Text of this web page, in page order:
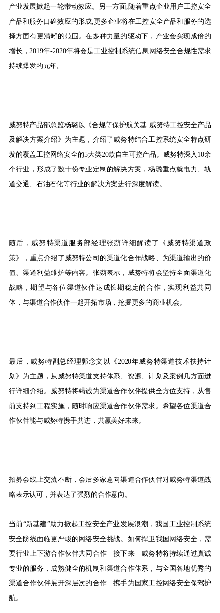
产业发展掀起一轮带动效应。另一方面,随着重点企业用户工控安全
产品和服务口碑效应的形成,更多企业将在工控安全产品和服务的选
择方面有更清晰的范围。在多种力量的驱动下，产业会实现成倍的
增长，2019年-2020年将会是工业控制系统信息网络安全合规性需求
持续爆发的元年。
威努特产品部总监杨璐以《合规等保护航关基 威努特工控安全产品
及解决方案介绍》为主题，介绍了威努特结合工控系统安全特点研
发的覆盖工控网络安全的5大类20款自主可控产品。威努特深入10余
个行业，形成了数十份专业定制的解决方案，杨璐重点就电力、轨
道交通、石油石化等行业的解决方案进行深度解读。
随后，威努特渠道服务部经理张蒴详细解读了《威努特渠道政
策》，重点介绍了威努特公司的渠道化合作战略、为渠道输出的价
值、渠道利益维护等内容。张蒴表示，威努特将会坚持全面渠道化
战略，期望与各位渠道伙伴达成长期稳定的合作，实现利益共同
体，与渠道合作伙伴一起开拓市场，挖掘更多的商业机会。
最后，威努特副总经理郭念文以《2020年威努特渠道技术扶持计
划》为主题，从威努特渠道支持体系、资源、计划及案例几方面进
行详细介绍。威努特将竭诚为渠道合作伙伴提供全方位支持，从售
前支持到工程实施，随时响应渠道合作伙伴需求。希望各位渠道合
作伙伴能与威努特携手共进，共赢美好未来。
招募会线上交流不断，会后多家意向渠道合作伙伴对威努特渠道战
略表示认可，并表达了强烈的合作意向。
当前“新基建”助力掀起工控安全产业发展浪潮，我国工业控制系统
安全防线面临更严峻的网络安全挑战。如何捍卫我国网络安全，需
要行业上下游合作伙伴共同合作，接下来，威努特将持续通过真诚
专业的服务，成熟健全的机制和渠道合作体系，与全国各地优秀的
渠道合作伙伴展开深层次的合作，携手为国家工控网络安全保驾护
航。